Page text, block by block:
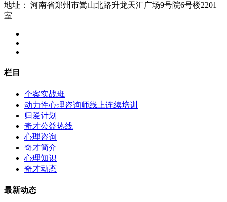
地址：
河南省郑州市嵩山北路升龙天汇广场9号院6号楼2201
室
栏目
个案实战班
动力性心理咨询师线上连续培训
归爱计划
奇才公益热线
心理咨询
奇才简介
心理知识
奇才动态
最新动态